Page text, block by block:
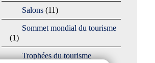
Salons(11)
Sommet mondial du tourisme
(1)
Trophées du tourisme